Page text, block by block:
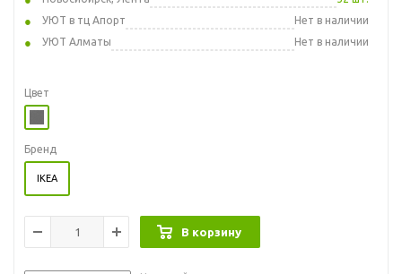
УЮТ в тц Апорт
Нет в наличии
УЮТ Алматы
Нет в наличии
Цвет
Бренд
IKEA
В корзину